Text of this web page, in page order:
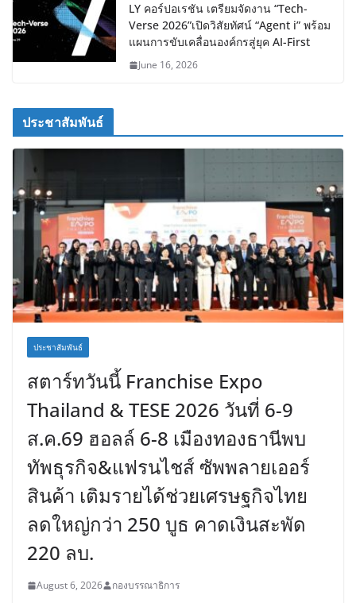
LY คอร์ปอเรชัน เตรียมจัดงาน “Tech-
Verse 2026”เปิดวิสัยทัศน์ “Agent i” พร้อม
แผนการขับเคลื่อนองค์กรสู่ยุค AI-First
June 16, 2026
ประชาสัมพันธ์
ประชาสัมพันธ์
สตาร์ทวันนี้ Franchise Expo
Thailand & TESE 2026 วันที่ 6-9
ส.ค.69 ฮอลล์ 6-8 เมืองทองธานีพบ
ทัพธุรกิจ&แฟรนไชส์ ซัพพลายเออร์
สินค้า เติมรายได้ช่วยเศรษฐกิจไทย
ลดใหญ่กว่า 250 บูธ คาดเงินสะพัด
220 ลบ.
August 6, 2026 กองบรรณาธิการ